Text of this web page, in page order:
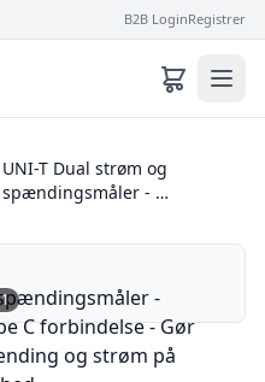
B2B LoginRegistrer
UNI-T Dual strøm og
spændingsmåler - …
1